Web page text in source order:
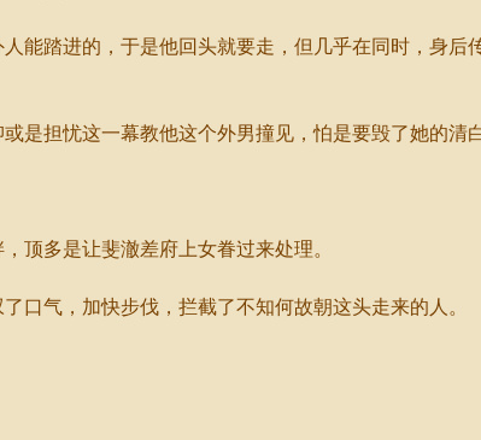
踏进的，于是他回头就要走，但几乎在同时，身后
担忧这一幕教他这个外男撞见，怕是要毁了她的清白
多是让斐澈差府上女眷过来处理。
气，加快步伐，拦截了不知何故朝这头走来的人。